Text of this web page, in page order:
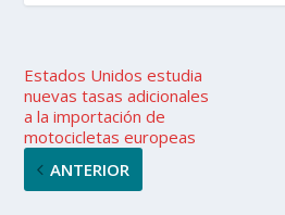
Estados Unidos estudia
nuevas tasas adicionales
a la importación de
motocicletas europeas
ANTERIOR